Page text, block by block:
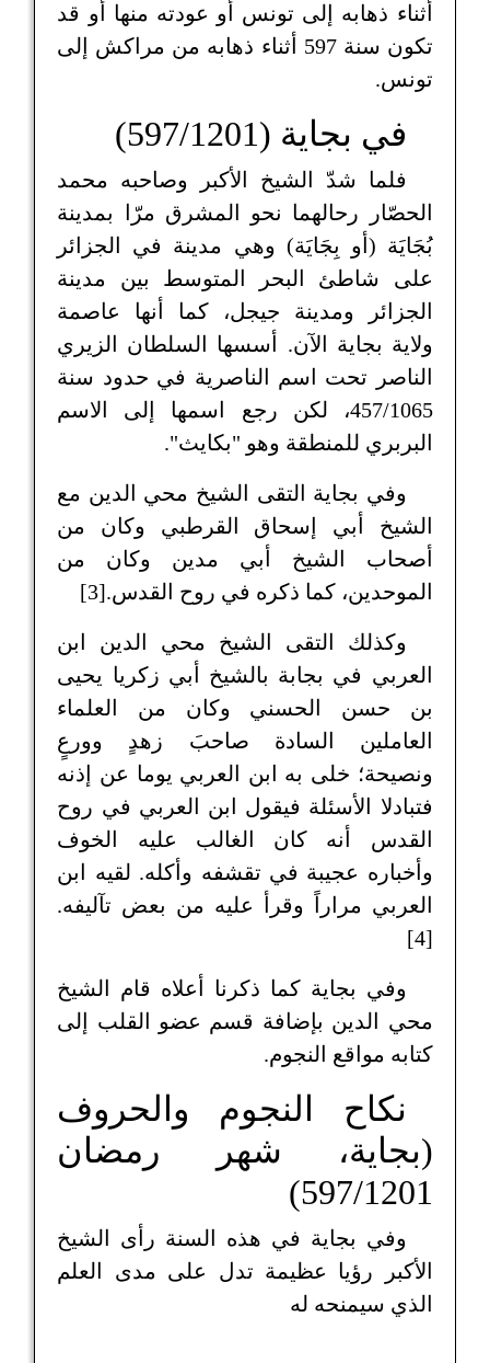
أثناء ذهابه إلى تونس أو عودته منها أو قد
تكون سنة 597 أثناء ذهابه من مراكش إلى
تونس.
في بجاية (597/1201)
فلما شدّ الشيخ الأكبر وصاحبه محمد
الحصّار رحالهما نحو المشرق مرّا بمدينة
بُجَايَة (أو بِجَايَة) وهي مدينة في الجزائر
على شاطئ البحر المتوسط بين مدينة
الجزائر ومدينة جيجل، كما أنها عاصمة
ولاية بجاية الآن. أسسها السلطان الزيري
الناصر تحت اسم الناصرية في حدود سنة
457/1065، لكن رجع اسمها إلى الاسم
البربري للمنطقة وهو "بكايث".
وفي بجاية التقى الشيخ محي الدين مع
الشيخ أبي إسحاق القرطبي وكان من
أصحاب الشيخ أبي مدين وكان من
الموحدين، كما ذكره في روح القدس.[3]
وكذلك التقى الشيخ محي الدين ابن
العربي في بجابة بالشيخ أبي زكريا يحيى
بن حسن الحسني وكان من العلماء
العاملين السادة صاحبَ زهدٍ وورعٍ
ونصيحة؛ خلى به ابن العربي يوما عن إذنه
فتبادلا الأسئلة فيقول ابن العربي في روح
القدس أنه كان الغالب عليه الخوف
وأخباره عجيبة في تقشفه وأكله. لقيه ابن
العربي مراراً وقرأ عليه من بعض تآليفه.
[4]
وفي بجاية كما ذكرنا أعلاه قام الشيخ
محي الدين بإضافة قسم عضو القلب إلى
كتابه مواقع النجوم.
نكاح النجوم والحروف
(بجاية، شهر رمضان
597/1201)
وفي بجاية في هذه السنة رأى الشيخ
الأكبر رؤيا عظيمة تدل على مدى العلم
الذي سيمنحه له